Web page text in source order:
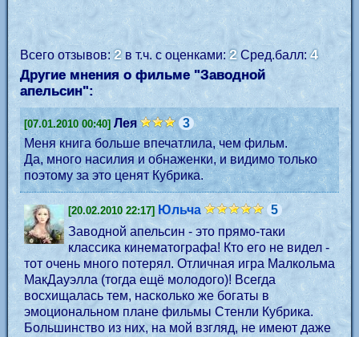
Всего отзывов:2 в т.ч. с оценками:2 Сред.балл:4
Другие мнения о фильме "Заводной
апельсин":
[07.01.2010 00:40] Лея
3
Меня книга больше впечатлила, чем фильм.
Да, много насилия и обнаженки, и видимо только
поэтому за это ценят Кубрика.
[20.02.2010 22:17] Юльча
5
Заводной апельсин - это прямо-таки
классика кинематографа! Кто его не видел -
тот очень много потерял. Отличная игра Малкольма
МакДауэлла (тогда ещё молодого)! Всегда
восхищалась тем, насколько же богаты в
эмоциональном плане фильмы Стенли Кубрика.
Большинство из них, на мой взгляд, не имеют даже